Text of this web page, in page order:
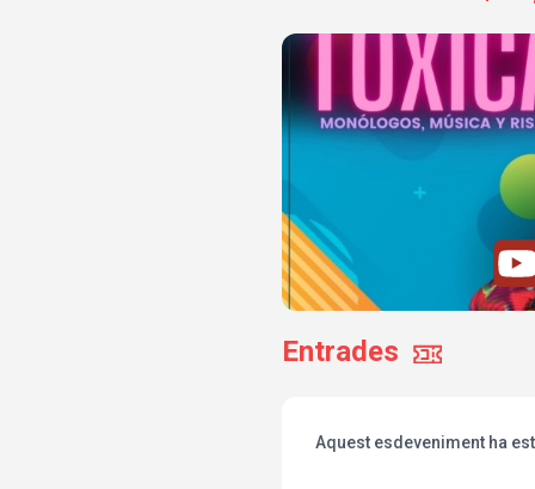
Entrades
Aquest esdeveniment ha